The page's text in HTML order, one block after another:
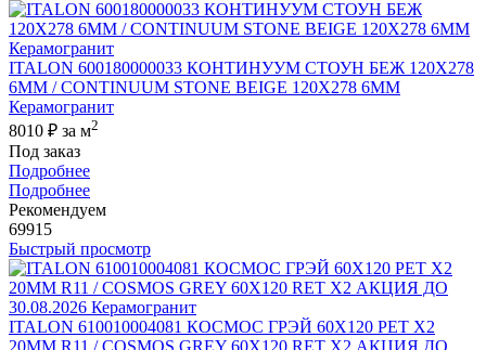
ITALON 600180000033 КОНТИНУУМ СТОУН БЕЖ 120X278
6ММ / CONTINUUM STONE BEIGE 120X278 6MM
Керамогранит
8010 ₽ за м2
Под заказ
Подробнее
Подробнее
Рекомендуем
69915
Быстрый просмотр
ITALON 610010004081 КОСМОС ГРЭЙ 60X120 РЕТ Х2
20MM R11 / COSMOS GREY 60X120 RET X2 АКЦИЯ ДО